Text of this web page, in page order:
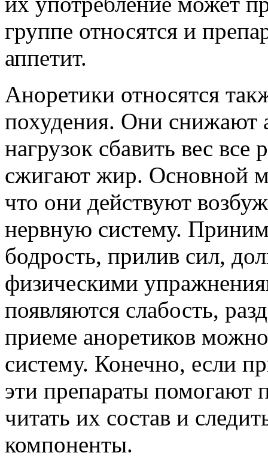
группе относятся и
аппетит.
Аноретики относятся
похудения. Они снижают
нагрузок сбавить вес
сжигают жир. Основной
что они действуют
нервную систему.
бодрость, прилив сил,
физическими
появляются слабость,
приеме аноретиков
систему. Конечно, если
эти препараты помогают
читать их состав и
компоненты.